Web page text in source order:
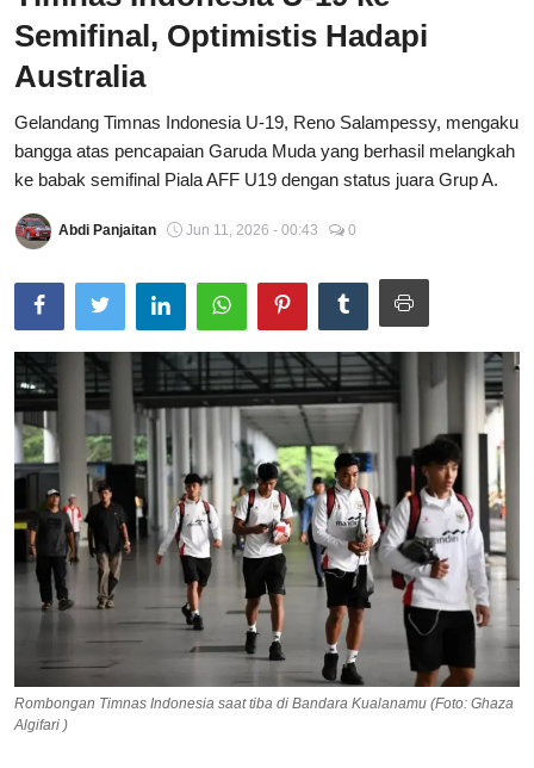
Total Sports
Contact
Pedoman Media Siber
Semifinal, Optimistis Hadapi
Australia
Gelandang Timnas Indonesia U-19, Reno Salampessy, mengaku
bangga atas pencapaian Garuda Muda yang berhasil melangkah
ke babak semifinal Piala AFF U19 dengan status juara Grup A.
Abdi Panjaitan Jun 11, 2026 - 00:43 0
Rombongan Timnas Indonesia saat tiba di Bandara Kualanamu (Foto: Ghaza
Algifari )